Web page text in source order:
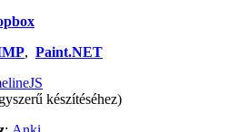
, Paint.NET
készítéséhez)